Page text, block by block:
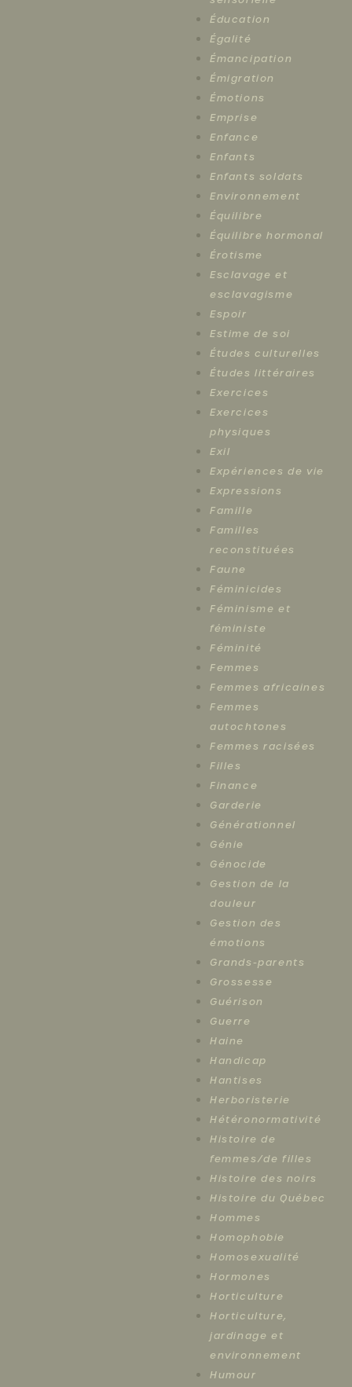
Éducation
Égalité
Émancipation
Émigration
Émotions
Emprise
Enfance
Enfants
Enfants soldats
Environnement
Équilibre
Équilibre hormonal
Érotisme
Esclavage et
esclavagisme
Espoir
Estime de soi
Études culturelles
Études littéraires
Exercices
Exercices
physiques
Exil
Expériences de vie
Expressions
Famille
Familles
reconstituées
Faune
Féminicides
Féminisme et
féministe
Féminité
Femmes
Femmes africaines
Femmes
autochtones
Femmes racisées
Filles
Finance
Garderie
Générationnel
Génie
Génocide
Gestion de la
douleur
Gestion des
émotions
Grands-parents
Grossesse
Guérison
Guerre
Haine
Handicap
Hantises
Herboristerie
Hétéronormativité
Histoire de
femmes/de filles
Histoire des noirs
Histoire du Québec
Hommes
Homophobie
Homosexualité
Hormones
Horticulture
Horticulture,
jardinage et
environnement
Humour